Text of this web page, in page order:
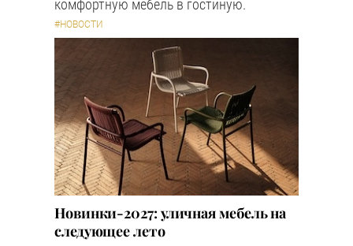
комфортную мебель в гостиную.
#НОВОСТИ
Новинки-2027: уличная мебель на
следующее лето